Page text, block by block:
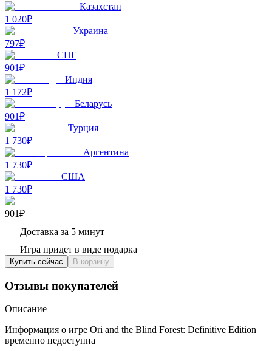
Казахстан
1 020₽
Украина
797₽
СНГ
901₽
Индия
1 172₽
Беларусь
901₽
Турция
1 730₽
Аргентина
1 730₽
США
1 730₽
901₽
Доставка за 5 минут
Игра придет в виде подарка
Купить сейчас В корзину
Отзывы покупателей
Описание
Информация о игре Ori and the Blind Forest: Definitive Edition
временно недоступна